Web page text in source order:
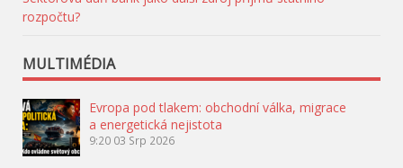
rozpočtu?
MULTIMÉDIA
Evropa pod tlakem: obchodní válka, migrace
a energetická nejistota
9:20 03 Srp 2026